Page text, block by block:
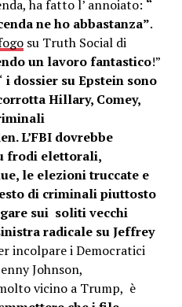
ha fatto l’ annoiato: “
ne ho abbastanza”.
su Truth Social di
un lavoro fantastico!”
i dossier su Epstein sono
Hillary, Comey,
L’FBI dovrebbe
frodi elettorali,
le elezioni truccate e
di criminali piuttosto
sui soliti vecchi
radicale su Jeffrey
incolpare i Democratici
Johnson,
vicino a Trump, è